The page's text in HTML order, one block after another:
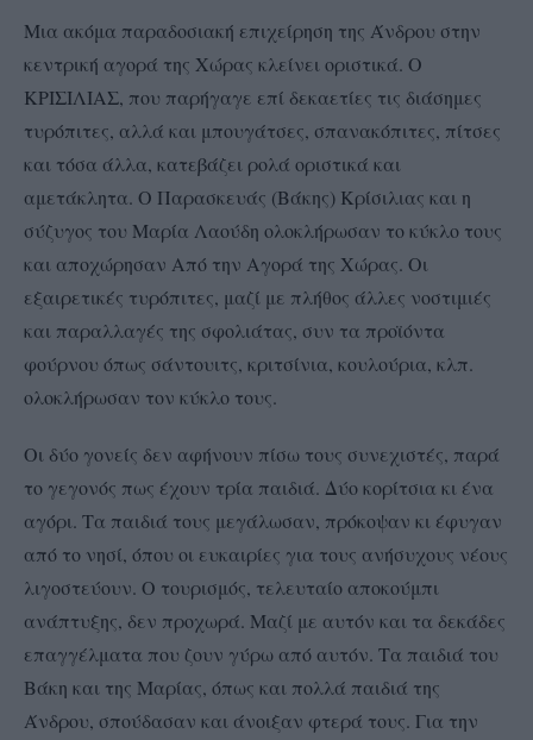
Μια ακόμα παραδοσιακή επιχείρηση της Άνδρου στην
κεντρική αγορά της Χώρας κλείνει οριστικά. Ο
ΚΡΙΣΙΛΙΑΣ, που παρήγαγε επί δεκαετίες τις διάσημες
τυρόπιτες, αλλά και μπουγάτσες, σπανακόπιτες, πίτσες
και τόσα άλλα, κατεβάζει ρολά οριστικά και
αμετάκλητα. Ο Παρασκευάς (Βάκης) Κρίσιλιας και η
σύζυγος του Μαρία Λαούδη ολοκλήρωσαν το κύκλο τους
και αποχώρησαν Από την Αγορά της Χώρας. Οι
εξαιρετικές τυρόπιτες, μαζί με πλήθος άλλες νοστιμιές
και παραλλαγές της σφολιάτας, συν τα προϊόντα
φούρνου όπως σάντουιτς, κριτσίνια, κουλούρια, κλπ.
ολοκλήρωσαν τον κύκλο τους.
Οι δύο γονείς δεν αφήνουν πίσω τους συνεχιστές, παρά
το γεγονός πως έχουν τρία παιδιά. Δύο κορίτσια κι ένα
αγόρι. Τα παιδιά τους μεγάλωσαν, πρόκοψαν κι έφυγαν
από το νησί, όπου οι ευκαιρίες για τους ανήσυχους νέους
λιγοστεύουν. Ο τουρισμός, τελευταίο αποκούμπι
ανάπτυξης, δεν προχωρά. Μαζί με αυτόν και τα δεκάδες
επαγγέλματα που ζουν γύρω από αυτόν. Τα παιδιά του
Βάκη και της Μαρίας, όπως και πολλά παιδιά της
Άνδρου, σπούδασαν και άνοιξαν φτερά τους. Για την